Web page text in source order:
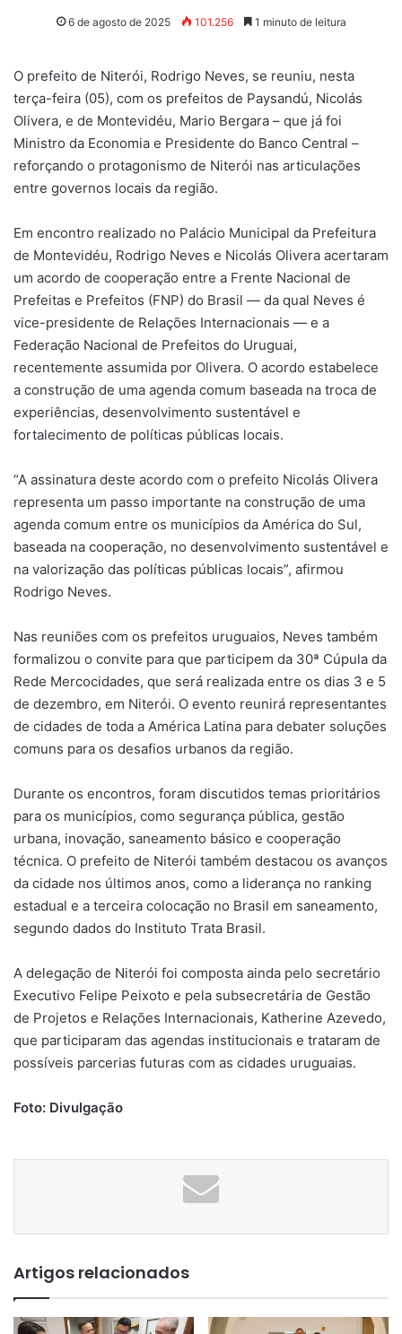
6 de agosto de 2025 101.256 1 minuto de leitura
O prefeito de Niterói, Rodrigo Neves, se reuniu, nesta
terça-feira (05), com os prefeitos de Paysandú, Nicolás
Olivera, e de Montevidéu, Mario Bergara – que já foi
Ministro da Economia e Presidente do Banco Central –
reforçando o protagonismo de Niterói nas articulações
entre governos locais da região.
Em encontro realizado no Palácio Municipal da Prefeitura
de Montevidéu, Rodrigo Neves e Nicolás Olivera acertaram
um acordo de cooperação entre a Frente Nacional de
Prefeitas e Prefeitos (FNP) do Brasil — da qual Neves é
vice-presidente de Relações Internacionais — e a
Federação Nacional de Prefeitos do Uruguai,
recentemente assumida por Olivera. O acordo estabelece
a construção de uma agenda comum baseada na troca de
experiências, desenvolvimento sustentável e
fortalecimento de políticas públicas locais.
“A assinatura deste acordo com o prefeito Nicolás Olivera
representa um passo importante na construção de uma
agenda comum entre os municípios da América do Sul,
baseada na cooperação, no desenvolvimento sustentável e
na valorização das políticas públicas locais”, afirmou
Rodrigo Neves.
Nas reuniões com os prefeitos uruguaios, Neves também
formalizou o convite para que participem da 30ª Cúpula da
Rede Mercocidades, que será realizada entre os dias 3 e 5
de dezembro, em Niterói. O evento reunirá representantes
de cidades de toda a América Latina para debater soluções
comuns para os desafios urbanos da região.
Durante os encontros, foram discutidos temas prioritários
para os municípios, como segurança pública, gestão
urbana, inovação, saneamento básico e cooperação
técnica. O prefeito de Niterói também destacou os avanços
da cidade nos últimos anos, como a liderança no ranking
estadual e a terceira colocação no Brasil em saneamento,
segundo dados do Instituto Trata Brasil.
A delegação de Niterói foi composta ainda pelo secretário
Executivo Felipe Peixoto e pela subsecretária de Gestão
de Projetos e Relações Internacionais, Katherine Azevedo,
que participaram das agendas institucionais e trataram de
possíveis parcerias futuras com as cidades uruguaias.
Foto: Divulgação
Artigos relacionados